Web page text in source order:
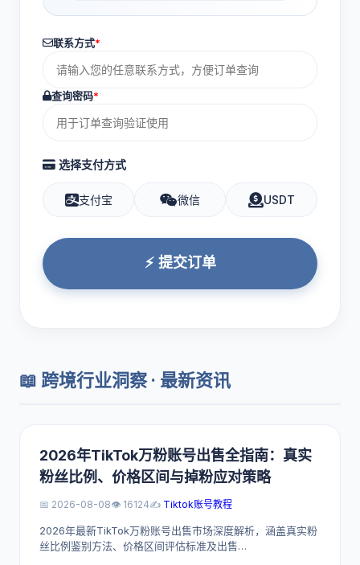
联系方式*
查询密码*
选择支付方式
支付宝 微信 USDT
⚡ 提交订单
📖 跨境行业洞察 · 最新资讯
2026年TikTok万粉账号出售全指南：真实
粉丝比例、价格区间与掉粉应对策略
📅 2026-08-08👁️ 16124✍️ Tiktok账号教程
2026年最新TikTok万粉账号出售市场深度解析，涵盖真实粉
丝比例鉴别方法、价格区间评估标准及出售…